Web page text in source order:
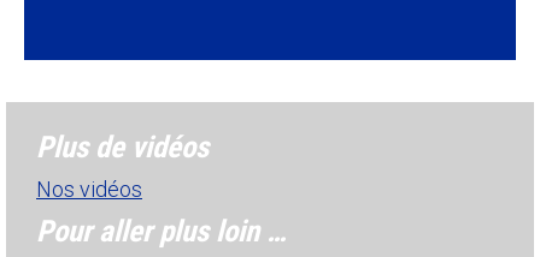
Plus de vidéos
Nos vidéos
Pour aller plus loin …